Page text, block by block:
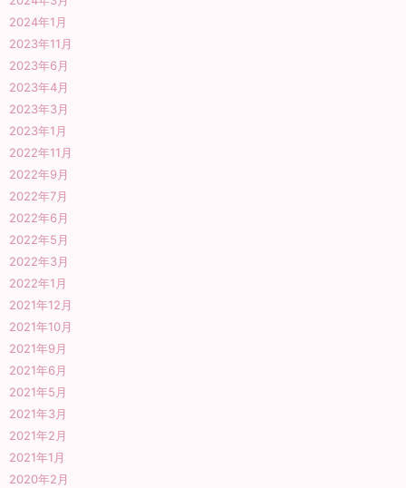
2024年1月
2023年11月
2023年6月
2023年4月
2023年3月
2023年1月
2022年11月
2022年9月
2022年7月
2022年6月
2022年5月
2022年3月
2022年1月
2021年12月
2021年10月
2021年9月
2021年6月
2021年5月
2021年3月
2021年2月
2021年1月
2020年2月